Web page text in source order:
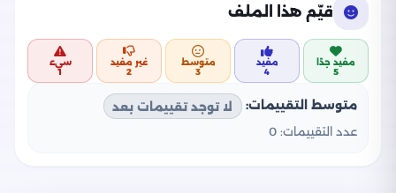
قيّم هذا الملف
مفيد جدًا
5
مفيد
4
متوسط
3
غير مفيد
2
سيء
1
متوسط التقييمات:
لا توجد تقييمات بعد
عدد التقييمات: 0